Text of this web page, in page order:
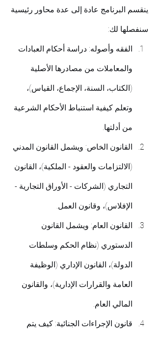
ينقسم البرنامج عادة إلى عدة محاور رئيسية
سنفصلها لك:
الفقه وأصوله: دراسة أحكام العبادات
والمعاملات من مصادرها الأصلية
(الكتاب، السنة، الإجماع، القياس)،
وتعلم كيفية استنباط الأحكام الشرعية
من أدلتها.
القانون الخاص: ويشمل القانون المدني
(الالتزامات والعقود - الملكية)، القانون
التجاري (الشركات - الأوراق التجارية -
الإفلاس)، وقانون العمل.
القانون العام: ويشمل القانون
الدستوري (نظام الحكم وسلطات
الدولة)، القانون الإداري (الوظيفة
العامة والقرارات الإدارية)، والقانون
المالي العام.
قانون الإجراءات الجنائية: كيف يتم